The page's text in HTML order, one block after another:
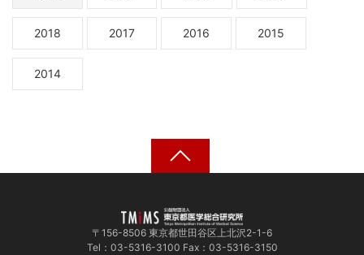
2018 2017 2016 2015
2014
〒156-8506 東京都世田谷区上北沢2-1-6
Tel：03-5316-3100 Fax：03-5316-3150